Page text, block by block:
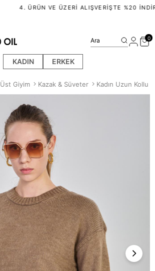
4. ÜRÜN VE ÜZERI ALIŞVERIŞTE %20
KADIN ERKEK
Ara 0
Üst Giyim Kazak & Süveter Kadın Uzun Kollu